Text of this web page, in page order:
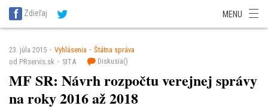
SITA Energetika
SITA Potravinárstvo
Zdieľaj MENU
23. júla 2015 Vyhlásenia
Štátna správa
od PRservis.sk
SITA Diskusia()
MF SR: Návrh rozpočtu verejnej správy
na roky 2016 až 2018